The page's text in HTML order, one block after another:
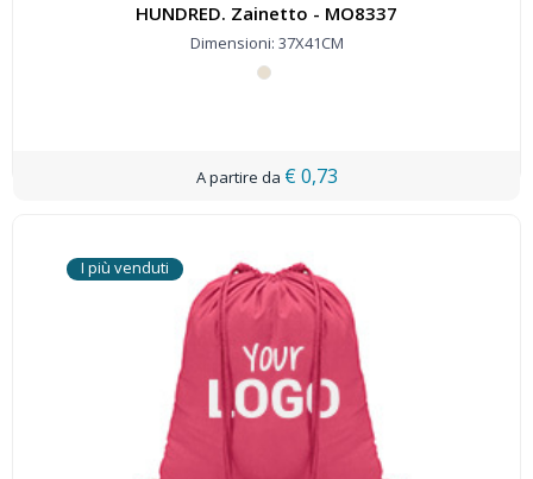
HUNDRED. Zainetto - MO8337
Dimensioni: 37X41CM
€ 0,73
I più venduti